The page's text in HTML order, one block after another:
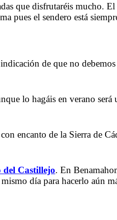
que disfrutaréis mucho. El
pues el sendero está
de que no
lo hagáis en verano
con encanto de la Sierra de
Castillejo. En
día para hacerlo aún